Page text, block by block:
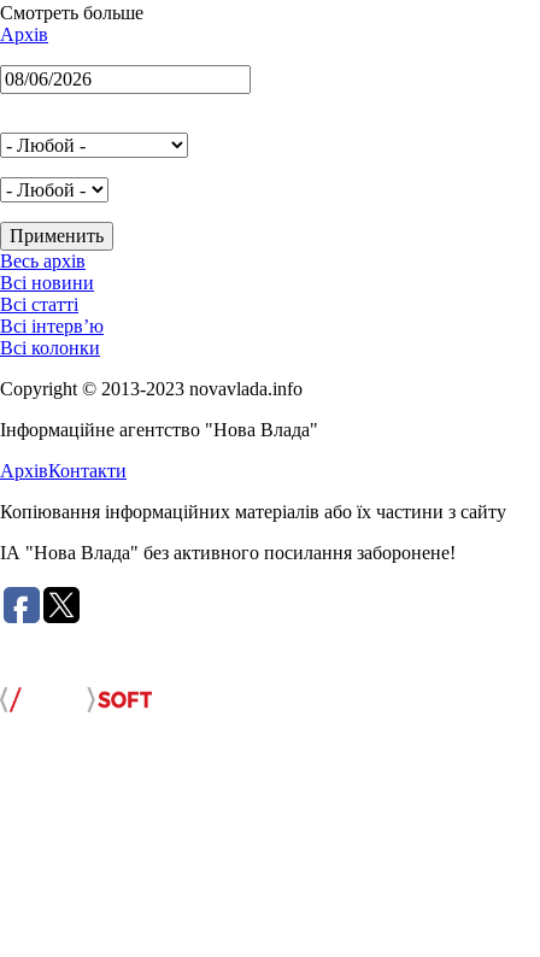
Смотреть больше
Архів
Весь архів
Всі новини
Всі статті
Всі інтерв’ю
Всі колонки
Copyright © 2013-2023 novavlada.info
Інформаційне агентство "Нова Влада"
АрхівКонтакти
Копіювання інформаційних матеріалів або їх частини з сайту
ІА "Нова Влада" без активного посилання заборонене!